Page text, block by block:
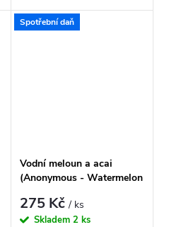
kombinuje sladké, kyselé i
nahořklé tóny, které
Spotřební daň
Vodní meloun a acai
(Anonymous - Watermelon
Shake & Vape 12ML
275 Kč/ ks
Skladem 2 ks